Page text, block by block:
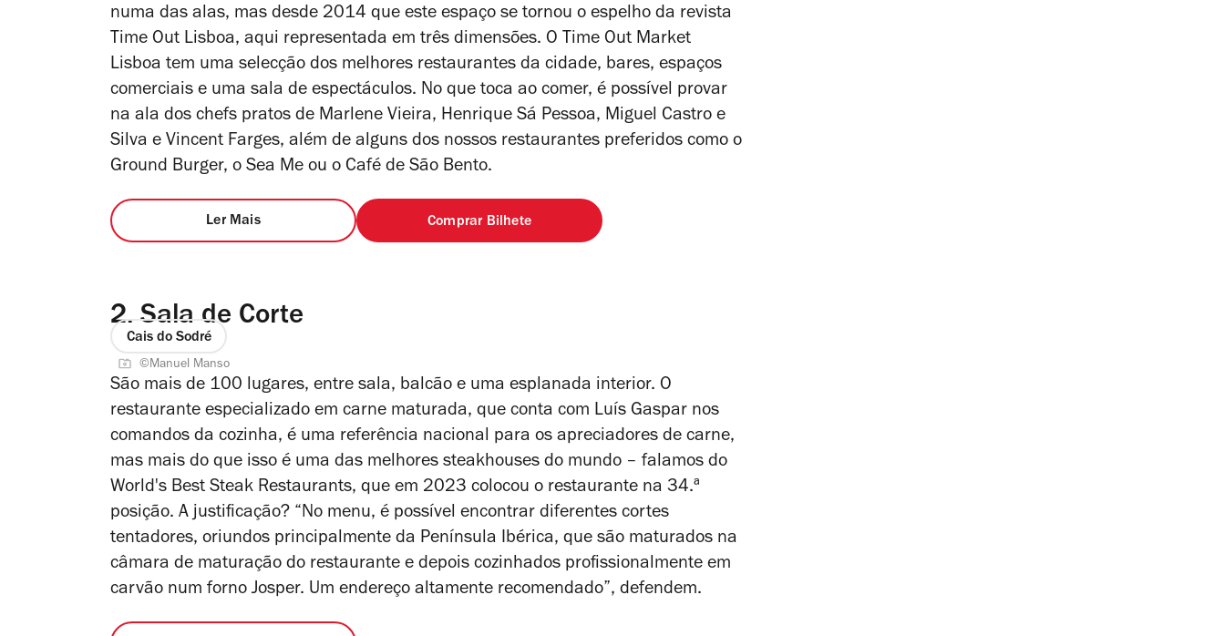
numa das alas, mas desde 2014 que este espaço se tornou o espelho da revista
Time Out Lisboa, aqui representada em três dimensões. O Time Out Market
Lisboa tem uma selecção dos melhores restaurantes da cidade, bares, espaços
comerciais e uma sala de espectáculos. No que toca ao comer, é possível provar
na ala dos chefs pratos de Marlene Vieira, Henrique Sá Pessoa, Miguel Castro e
Silva e Vincent Farges, além de alguns dos nossos restaurantes preferidos como o
Ground Burger, o Sea Me ou o Café de São Bento.
Ler Mais Comprar Bilhete
2. Sala de Corte
Cais do Sodré
©Manuel Manso
São mais de 100 lugares, entre sala, balcão e uma esplanada interior. O
restaurante especializado em carne maturada, que conta com Luís Gaspar nos
comandos da cozinha, é uma referência nacional para os apreciadores de carne,
mas mais do que isso é uma das melhores steakhouses do mundo – falamos do
World's Best Steak Restaurants, que em 2023 colocou o restaurante na 34.ª
posição. A justificação? “No menu, é possível encontrar diferentes cortes
tentadores, oriundos principalmente da Península Ibérica, que são maturados na
câmara de maturação do restaurante e depois cozinhados profissionalmente em
carvão num forno Josper. Um endereço altamente recomendado”, defendem.